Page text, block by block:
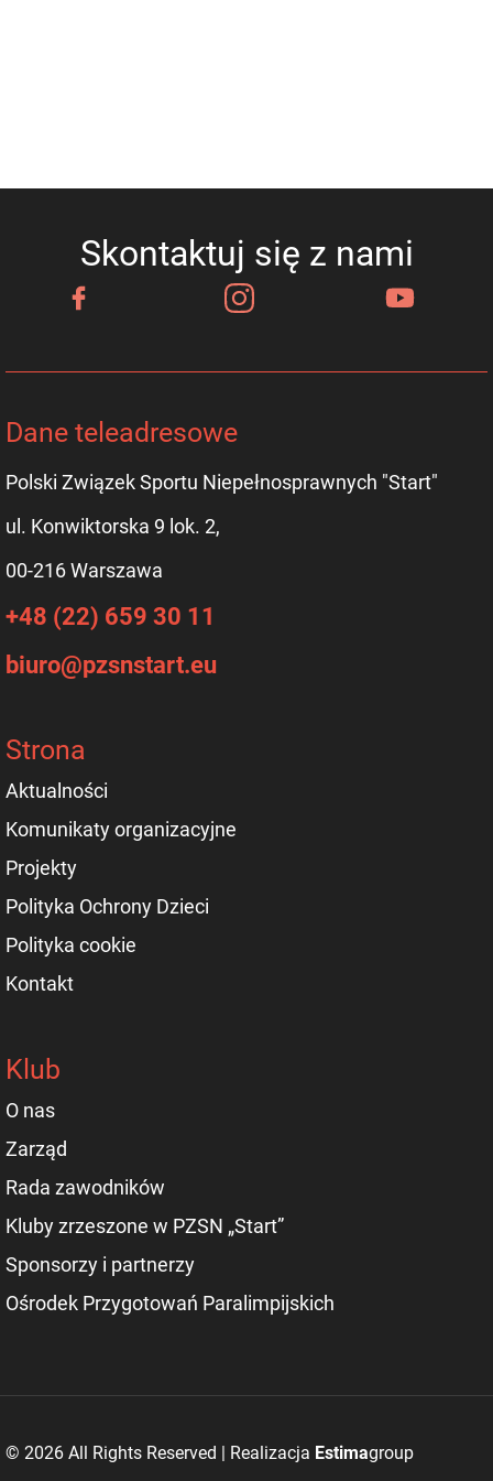
Skontaktuj się z nami
Dane teleadresowe
Polski Związek Sportu Niepełnosprawnych "Start"
ul. Konwiktorska 9 lok. 2,
00-216 Warszawa
+48 (22) 659 30 11
biuro@pzsnstart.eu
Strona
Aktualności
Komunikaty organizacyjne
Projekty
Polityka Ochrony Dzieci
Polityka cookie
Kontakt
Klub
O nas
Zarząd
Rada zawodników
Kluby zrzeszone w PZSN „Start”
Sponsorzy i partnerzy
Ośrodek Przygotowań Paralimpijskich
© 2026 All Rights Reserved | Realizacja Estimagroup